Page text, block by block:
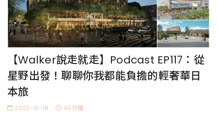
【Walker說走就走】Podcast EP117：從
星野出發！聊聊你我都能負擔的輕奢華日
本旅
2022-10-18 40分鐘